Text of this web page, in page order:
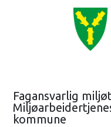
Fagansvarlig
kommune